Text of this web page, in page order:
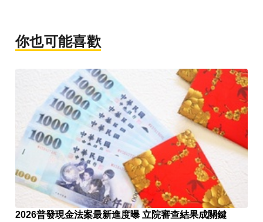
你也可能喜歡
2026普發現金法案最新進度曝 立院審查結果成關鍵